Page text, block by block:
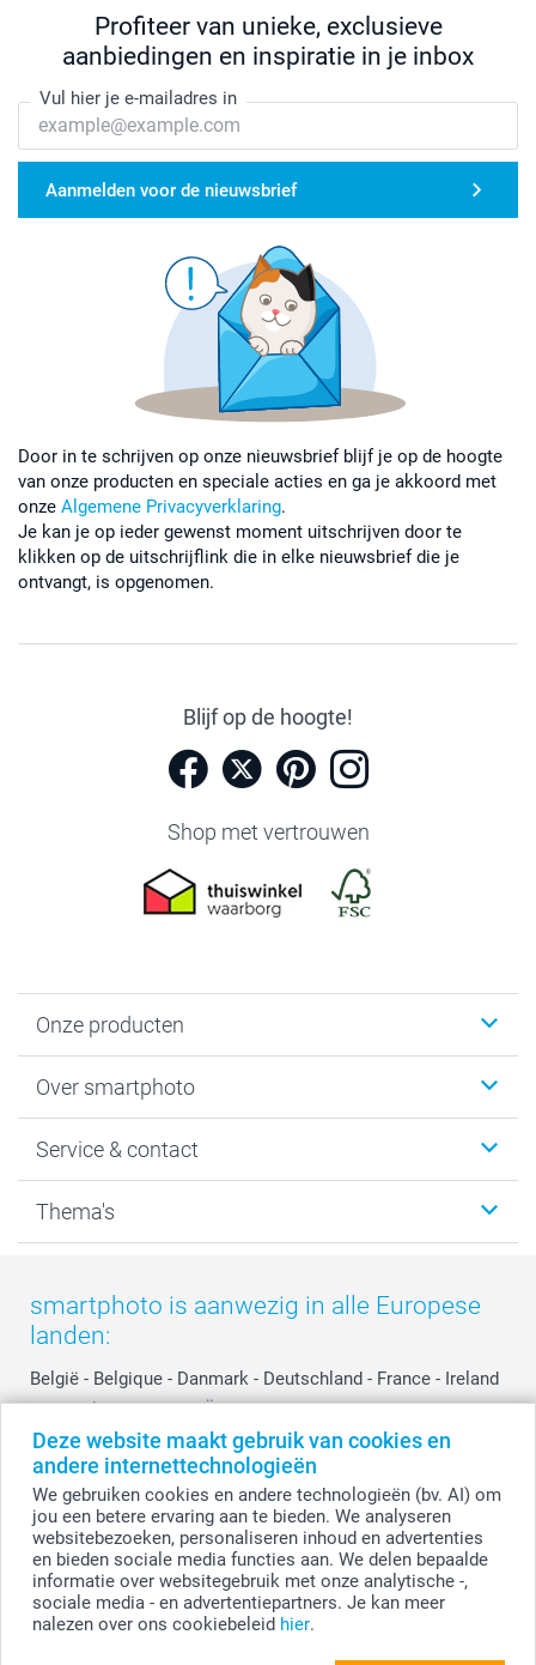
Deze website maakt gebruik van cookies en
andere internettechnologieën
We gebruiken cookies en andere technologieën (bv. AI) om
jou een betere ervaring aan te bieden. We analyseren
websitebezoeken, personaliseren inhoud en advertenties
en bieden sociale media functies aan. We delen bepaalde
informatie over websitegebruik met onze analytische -,
sociale media - en advertentiepartners. Je kan meer
nalezen over ons cookiebeleid hier.
Profiteer van unieke, exclusieve
aanbiedingen en inspiratie in je inbox
Vul hier je e-mailadres in
Aanmelden voor de nieuwsbrief
Door in te schrijven op onze nieuwsbrief blijf je op de hoogte
van onze producten en speciale acties en ga je akkoord met
onze Algemene Privacyverklaring.
Je kan je op ieder gewenst moment uitschrijven door te
klikken op de uitschrijflink die in elke nieuwsbrief die je
ontvangt, is opgenomen.
Blijf op de hoogte!
Shop met vertrouwen
Onze producten
Fotoboeken
Fotocadeaus
Kaarten
Over smartphoto
Vacatures
Bestelproces
Privacy
Cookiebeleid
Reviews
Prijslijst
Investor Relations
Service & contact
Tevredenheidsgarantie
smartbonus
smartfriends
service@smartphoto.nl
Affiliate partnerprogramma
Partnerships
Influencer partnerprogramma
Thema's
Moederdag
Vaderdag
Huwelijk
smartphoto is aanwezig in alle Europese
landen:
België - Belgique - Danmark - Deutschland - France - Ireland
- Nederland - Norge - Österreich - Schweiz - Suisse -
Switzerland - Suomi - Sverige - United Kingdom -
Other Countries
Alle prijzen zijn in EURO (€) inclusief BTW en exclusief verzendkosten.